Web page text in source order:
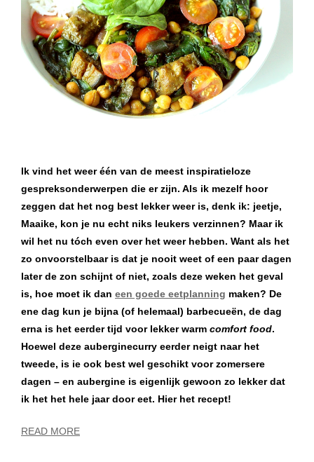
Ik vind het weer één van de meest inspiratieloze
gespreksonderwerpen die er zijn. Als ik mezelf hoor
zeggen dat het nog best lekker weer is, denk ik: jeetje,
Maaike, kon je nu echt niks leukers verzinnen? Maar ik
wil het nu tóch even over het weer hebben. Want als het
zo onvoorstelbaar is dat je nooit weet of een paar dagen
later de zon schijnt of niet, zoals deze weken het geval
is, hoe moet ik dan een goede eetplanning maken? De
ene dag kun je bijna (of helemaal) barbecueën, de dag
erna is het eerder tijd voor lekker warm comfort food.
Hoewel deze auberginecurry eerder neigt naar het
tweede, is ie ook best wel geschikt voor zomersere
dagen – en aubergine is eigenlijk gewoon zo lekker dat
ik het het hele jaar door eet. Hier het recept!
READ MORE